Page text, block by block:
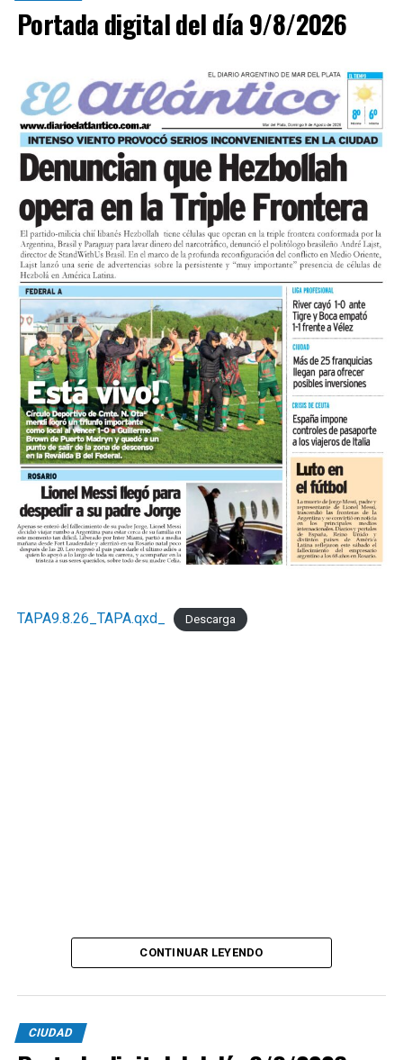
Portada digital del día 9/8/2026
TAPA9.8.26_TAPA.qxd_ Descarga
CONTINUAR LEYENDO
CIUDAD